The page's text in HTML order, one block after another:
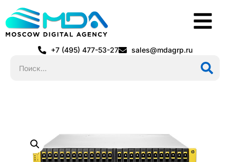
+7 (495) 477-53-27 sales@mdagrp.ru